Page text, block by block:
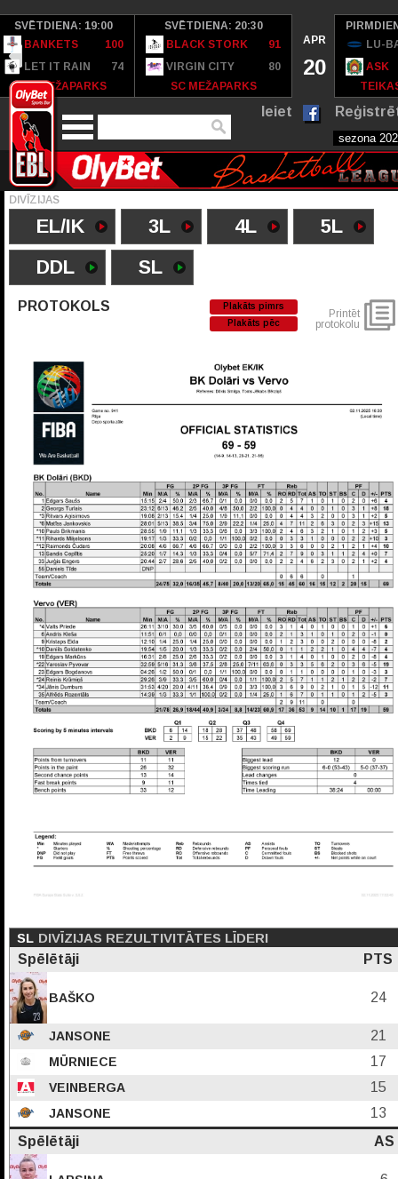
SVĒTDIENA: 19:00
BANKETS
100
LET IT RAIN
74
SC MEŽAPARKS
SVĒTDIENA: 20:30
BLACK STORK
91
VIRGIN CITY
80
SC MEŽAPARKS
APR
20
LU-
ASK
Ieiet
DIVĪZIJAS
EL/IK 3L 4L
5L
DDL
SL
PROTOKOLS
Plakāts pimrs
Plakāts pēc
Printēt
protokolu
SL DIVĪZIJAS REZULTIVITĀTES LĪDERI
Spēlētāji
PTS
BAŠKO 24
JANSONE 21
MŪRNIECE 17
VEINBERGA 15
JANSONE
13
Spēlētāji
AS